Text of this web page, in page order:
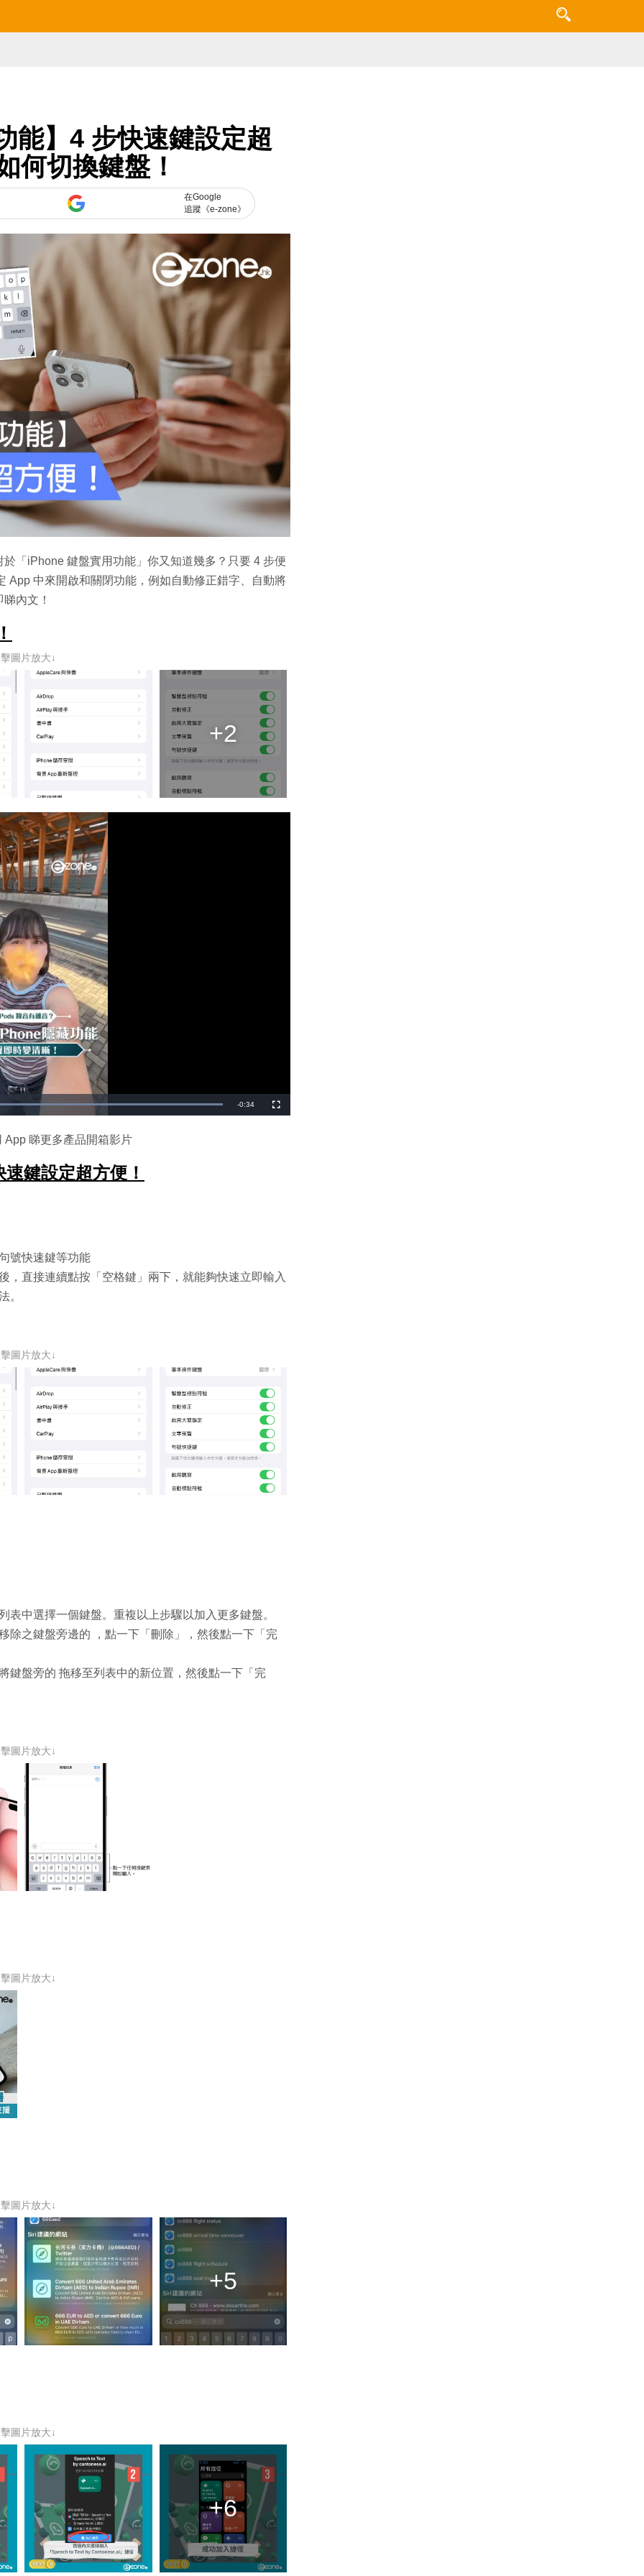
能】4 步快速鍵設定超
何切換鍵盤！
在Google
追蹤《e-zone》
「iPhone 鍵盤實用功能」你又知道幾多？只要 4 步便
App 中來開啟和關閉功能，例如自動修正錯字、自動將
內文！
圖片放大↓
+2
載
入
:
1
.
0
0
剩
-0:34
全
螢
App 睇更多產品開箱影片
鍵設定超方便！
號快速鍵等功能
，直接連續點按「空格鍵」兩下，就能夠快速立即輸入
。
圖片放大↓
中選擇一個鍵盤。重複以上步驟以加入更多鍵盤。
除之鍵盤旁邊的
，點一下「刪除」，然後點一下「完
鍵盤旁的 拖移至列表中的新位置，然後點一下「完
圖片放大↓
圖片放大↓
圖片放大↓
+5
圖片放大↓
+6